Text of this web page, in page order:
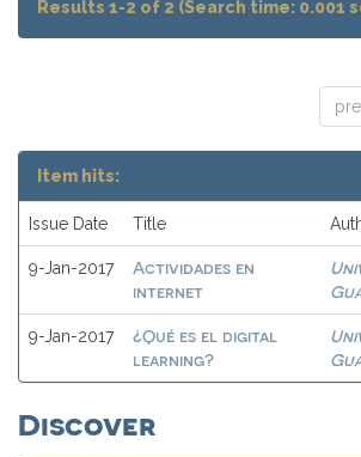
Results 1-2 of 2 (Search time: 0.001
Item hits:
Issue Date Title
9-Jan-2017
Actividades en
internet
9-Jan-2017
¿Qué es el digital
learning?
Discover